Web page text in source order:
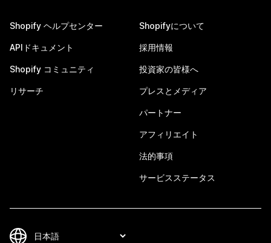
Shopify ヘルプセンター
APIドキュメント
Shopify コミュニティ
リサーチ
Shopifyについて
採用情報
投資家の皆様へ
プレスとメディア
パートナー
アフィリエイト
法的事項
サービスステータス